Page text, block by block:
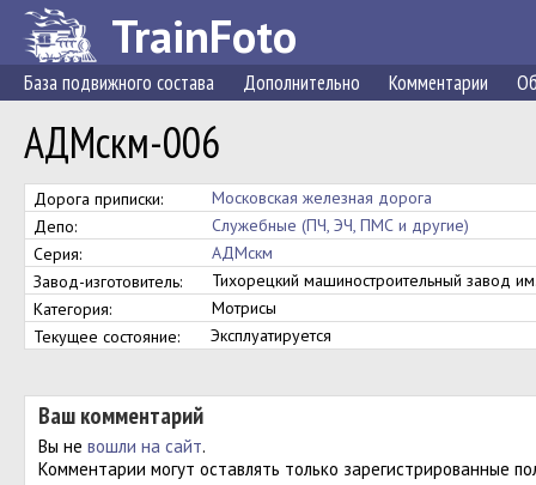
TrainFoto
База подвижного состава Дополнительно Комментарии
АДМскм-006
Дорога приписки:
Московская железная дорога
Депо:
Служебные (ПЧ, ЭЧ, ПМС и другие)
Серия:
АДМскм
Завод-изготовитель:
Тихорецкий машиностроительный завод
Категория:
Мотрисы
Текущее состояние:
Эксплуатируется
Ваш комментарий
Вы не вошли на сайт.
Комментарии могут оставлять только зарегистрированные